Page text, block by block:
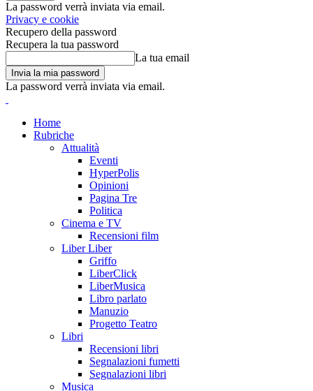
La password verrà inviata via email.
Privacy e cookie
Recupero della password
Recupera la tua password
La tua email
La password verrà inviata via email.
Home
Rubriche
Attualità
Eventi
HyperPolis
Opinioni
Pagina Tre
Politica
Cinema e TV
Recensioni film
Liber Liber
Griffo
LiberClick
LiberMusica
Libro parlato
Manuzio
Progetto Teatro
Libri
Recensioni libri
Segnalazioni fumetti
Segnalazioni libri
Musica